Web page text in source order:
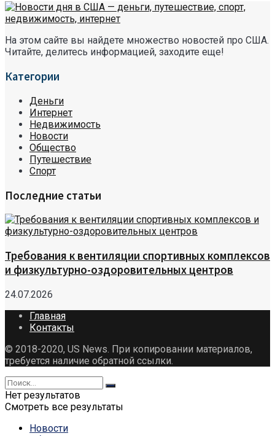
На этом сайте вы найдете множество новостей про США.
Читайте, делитесь информацией, заходите еще!
Категории
Деньги
Интернет
Недвижимость
Новости
Общество
Путешествие
Спорт
Последние статьи
Требования к вентиляции спортивных комплексов
и физкультурно-оздоровительных центров
24.07.2026
Главная
Контакты
© 2018-2020, US News. При копировании материалов,
требуется наличие обратной ссылки.
Нет результатов
Смотреть все результаты
Новости